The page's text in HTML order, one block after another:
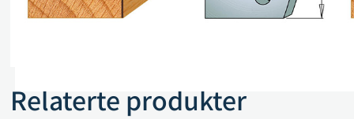
Spesifikasjoner
Relaterte produkter